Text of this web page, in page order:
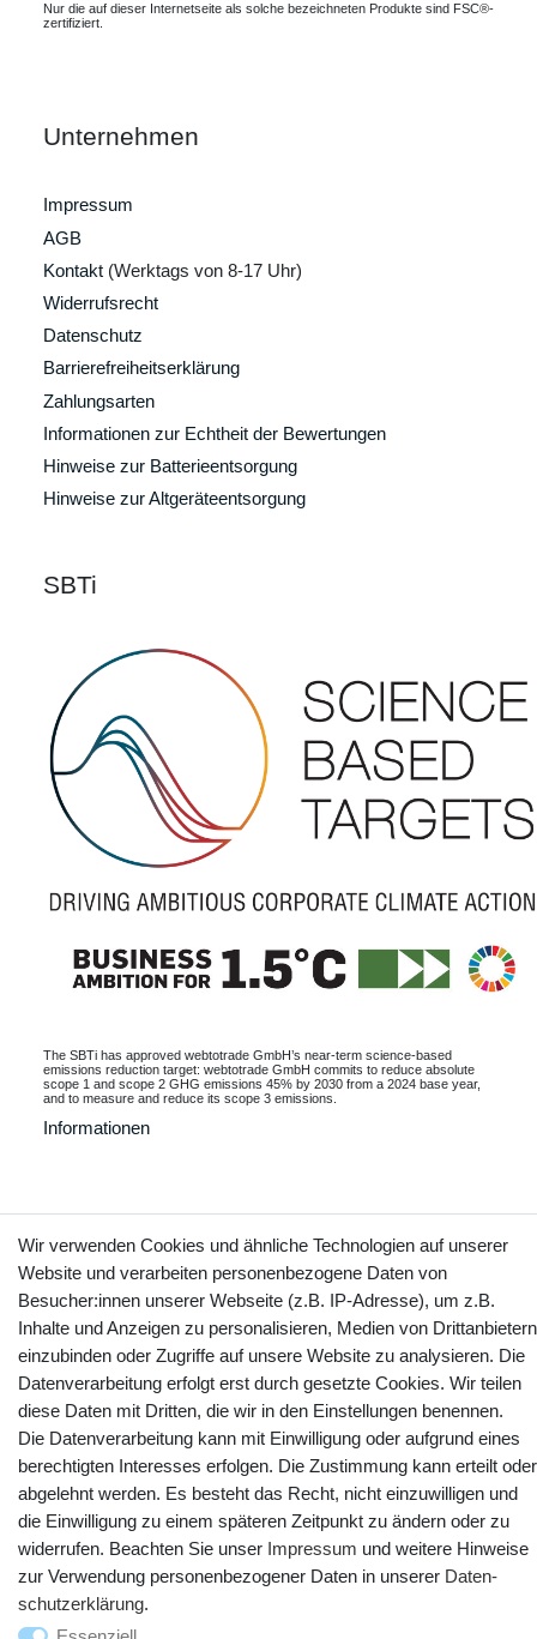
Nur die auf dieser Internetseite als solche bezeichneten Produkte sind FSC®-
zertifiziert.
Unternehmen
Impressum
AGB
Kontakt (Werktags von 8-17 Uhr)
Widerrufsrecht
Datenschutz
Barrierefreiheitserklärung
Zahlungsarten
Informationen zur Echtheit der Bewertungen
Hinweise zur Batterieentsorgung
Hinweise zur Altgeräteentsorgung
SBTi
The SBTi has approved webtotrade GmbH’s near-term science-based
emissions reduction target: webtotrade GmbH commits to reduce absolute
scope 1 and scope 2 GHG emissions 45% by 2030 from a 2024 base year,
and to measure and reduce its scope 3 emissions.
Informationen
Vertrag widerrufen Kontakt
YouTube Facebook Instagram
© Copyright 2025 webtotrade GmbH. Alle Rechte vorbehalten.
Wir verwenden Cookies und ähnliche Technologien auf unserer
Website und verarbeiten personenbezogene Daten von
Besucher:innen unserer Webseite (z.B. IP-Adresse), um z.B.
Inhalte und Anzeigen zu personalisieren, Medien von Drittanbietern
einzubinden oder Zugriffe auf unsere Website zu analysieren. Die
Datenverarbeitung erfolgt erst durch gesetzte Cookies. Wir teilen
diese Daten mit Dritten, die wir in den Einstellungen benennen.
Die Datenverarbeitung kann mit Einwilligung oder aufgrund eines
berechtigten Interesses erfolgen. Die Zustimmung kann erteilt oder
abgelehnt werden. Es besteht das Recht, nicht einzuwilligen und
die Einwilligung zu einem späteren Zeitpunkt zu ändern oder zu
widerrufen. Beachten Sie unser Impressum und weitere Hinweise
zur Verwendung personenbezogener Daten in unserer Daten­
schutz­erklärung.